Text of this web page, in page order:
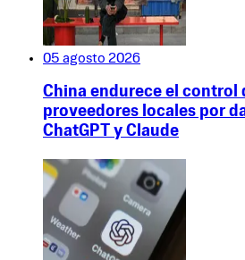
05 agosto 2026
China endurece el control
proveedores locales por
ChatGPT y Claude